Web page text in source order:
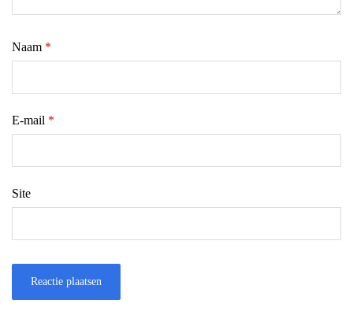
Naam *
E-mail *
Site